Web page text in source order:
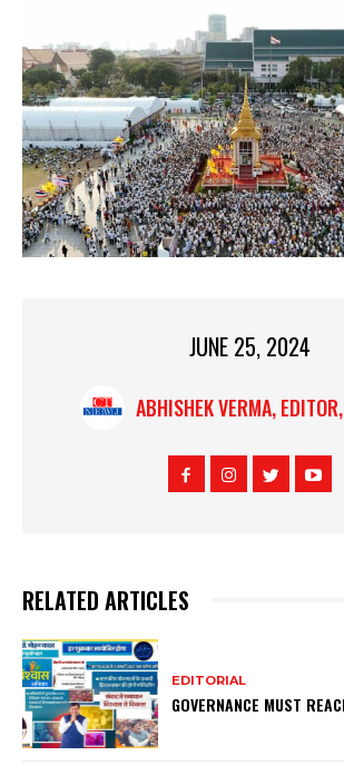
JUNE 25, 2024
ABHISHEK VERMA,
RELATED ARTICLES
EDITORIAL
GOVERNANCE MUST